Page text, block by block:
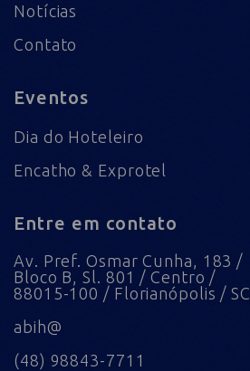
Notícias
Contato
Eventos
Dia do Hoteleiro
Encatho & Exprotel
Entre em contato
Av. Pref. Osmar Cunha, 183 /
Bloco B, Sl. 801 / Centro /
88015-100 / Florianópolis / SC
abih@
(48) 98843-7711